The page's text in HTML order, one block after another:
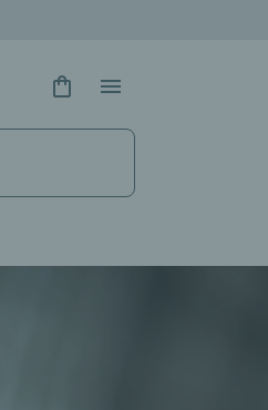
Hidden Text
Hidden Text